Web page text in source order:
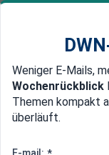
Newsticker
Edelmetalle
Weniger E-Mails,
Wochenrückblick
Themen kompakt
überläuft.